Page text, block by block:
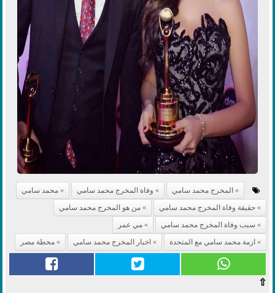
المخرج محمد سامي وفاة المخرج محمد سامي
محمد سامي
حقيقة وفاة المخرج محمد سامي
من هو المخرج محمد سامي
سبب وفاة المخرج محمد سامي
مي عمر
ازمة محمد سامي مع المتحدة
اخبار المخرج محمد سامي محطة مصر
⇧